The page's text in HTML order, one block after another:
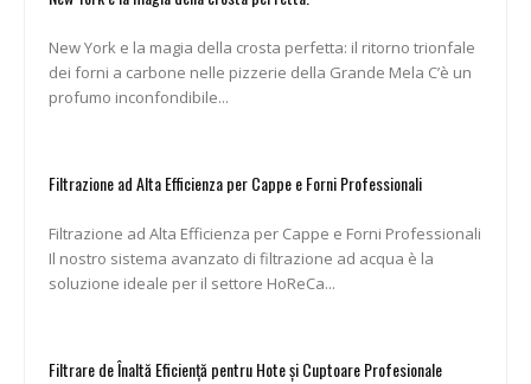
New York e la magia della crosta perfetta: il ritorno trionfale
dei forni a carbone nelle pizzerie della Grande Mela C’è un
profumo inconfondibile...
Filtrazione ad Alta Efficienza per Cappe e Forni Professionali
Filtrazione ad Alta Efficienza per Cappe e Forni Professionali
Il nostro sistema avanzato di filtrazione ad acqua è la
soluzione ideale per il settore HoReCa...
Filtrare de Înaltă Eficiență pentru Hote și Cuptoare Profesionale